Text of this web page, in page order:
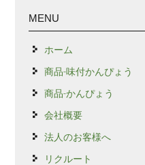
MENU
ホーム
商品-味付かんぴょう
商品-かんぴょう
会社概要
法人のお客様へ
リクルート